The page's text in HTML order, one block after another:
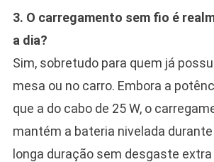
3. O carregamento sem fio é
a dia?
Sim, sobretudo para quem já
mesa ou no carro. Embora a
que a do cabo de 25 W, o
mantém a bateria nivelada
longa duração sem desgaste extra